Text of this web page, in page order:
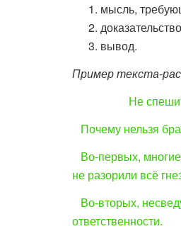
мысль,
вывод.
Пример текста-
Не
Почему нельзя
Во-первых,
не разорили всё
Во-вторых,
ответственности.